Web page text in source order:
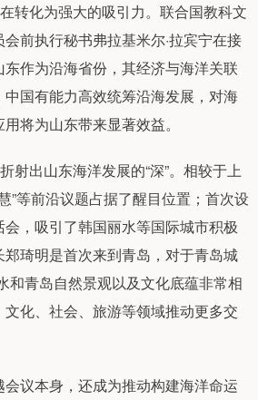
转化为强大的吸引力。联合国教科文
前执行秘书弗拉基米尔·拉宾宁在接
作为沿海省份，其经济与海洋关联
国有能力高效统筹沿海发展，对海
将为山东带来显著效益。
出山东海洋发展的“深”。相较于上
”等前沿议题占据了醒目位置；首次设
，吸引了韩国丽水等国际城市积极
琦明是首次来到青岛，对于青岛城
和青岛自然景观以及文化底蕴非常相
化、社会、旅游等领域推动更多交
议本身，还成为推动构建海洋命运